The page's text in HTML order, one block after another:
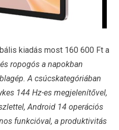
kiadás most 160 600 Ft a
ropogós a napokban
A csúcskategóriában
144 Hz-es megjelenítővel,
Android 14 operációs
funkcióval, a produktivitás